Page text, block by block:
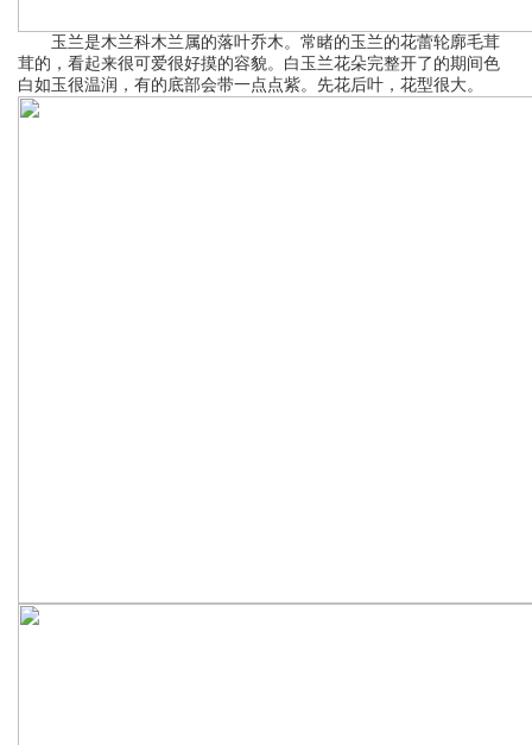
玉兰是木兰科木兰属的落叶乔木。常睹的玉兰的花蕾轮廓毛茸
茸的，看起来很可爱很好摸的容貌。白玉兰花朵完整开了的期间色
白如玉很温润，有的底部会带一点点紫。先花后叶，花型很大。